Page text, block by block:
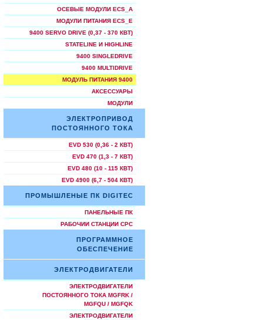
ОСЕВЫЕ МОДУЛИ ECS_A
МОДУЛИ ПИТАНИЯ ECS_E
9400 SERVO DRIVE (0,37 - 370 КВТ)
STATELINE И HIGHLINE
9400 SINGLEDRIVE
9400 MULTIDRIVE
МОДУЛЬ ПИТАНИЯ 9400
АКСЕССУАРЫ
МОДУЛИ
ЭЛЕКТРОПРИВОД
ПОСТОЯННОГО ТОКА
EVD 530 (0,36 - 2 КВТ)
EVD 470 (1,3 - 7 КВТ)
EVD 480 (10 - 115 КВТ)
EVD 4900 (6,7 - 504 КВТ)
ПРОМЫШЛЕНЫЕ ПК DIGITEC
ПАНЕЛЬНЫЕ ПК
РАБОЧИИ СТАНЦИИ СРС
ПРОГРАММНОЕ
ОБЕСПЕЧЕНИЕ
ЭЛЕКТРОДВИГАТЕЛИ
ЭЛЕКТРОДВИГАТЕЛИ
ПОСТОЯННОГО ТОКА MGFRK /
MGFQU / MGFQK
ЭЛЕКТРОДВИГАТЕЛИ